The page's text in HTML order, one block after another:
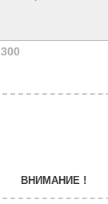
300
ВНИМАНИЕ !